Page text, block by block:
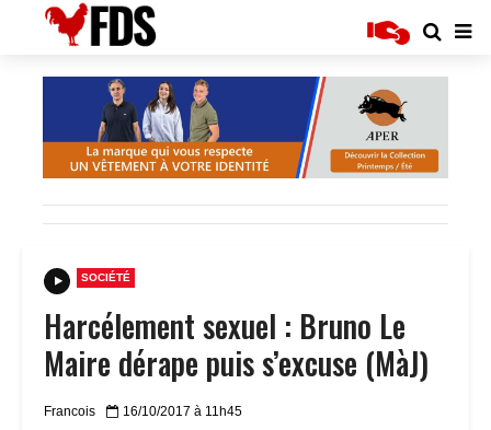
SOCIÉTÉ
Harcélement sexuel : Bruno Le
Maire dérape puis s’excuse (MàJ)
Francois 16/10/2017 à 11h45